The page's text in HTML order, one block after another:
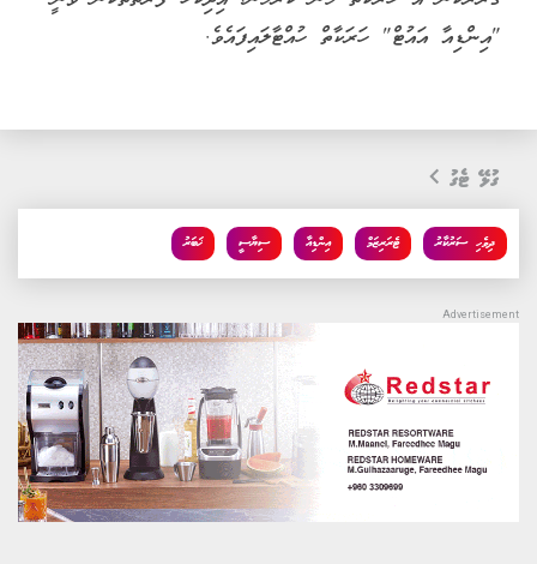
"އިންޑިއާ އައުޓް" ހަރަކާތް ހުއްޓާލައިފައެވެ.
ގުޅޭ ޓެގު
ޚަބަރު ސިޔާސީ އިންޑިއާ ޓެރަރިޒަމް ދިވެހި ސަރުކާރު